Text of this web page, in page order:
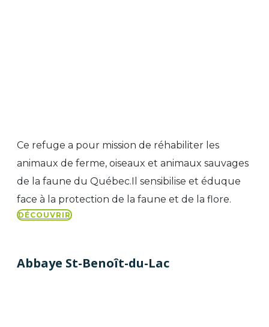
Ce refuge a pour mission de réhabiliter les
animaux de ferme, oiseaux et animaux sauvages
de la faune du Québec.Il sensibilise et éduque
face à la protection de la faune et de la flore.
DÉCOUVRIR
Abbaye St-Benoît-du-Lac